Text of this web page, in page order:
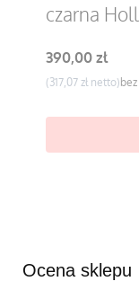
czarna
Cena
390,00 zł
Cena
317,07 zł bez
Ocena sklepu